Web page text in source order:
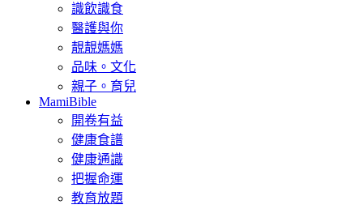
識飲識食
醫護與你
靚靚媽媽
品味。文化
親子。育兒
MamiBible
開卷有益
健康食譜
健康通識
把握命運
教育放題